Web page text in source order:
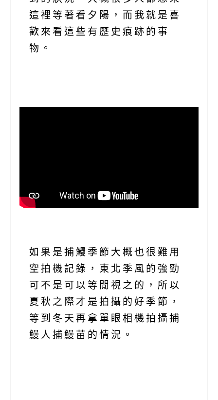
這裡等著看夕陽，而我就是喜
歡來看這些有歷史痕跡的事
物。
如果是捕鰻季節大概也很難用
空拍機記錄，東北季風的強勁
可不是可以等閒視之的，所以
夏秋之際才是拍攝的好季節，
等到冬天再拿單眼相機拍攝捕
鰻人捕鰻苗的情況。